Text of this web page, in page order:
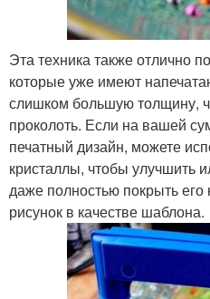
Эта техника также отлично
которые уже имеют
слишком большую толщину,
проколоть. Если на вашей
печатный дизайн, можете
кристаллы, чтобы улучшить
даже полностью покрыть его
рисунок в качестве шаблона.